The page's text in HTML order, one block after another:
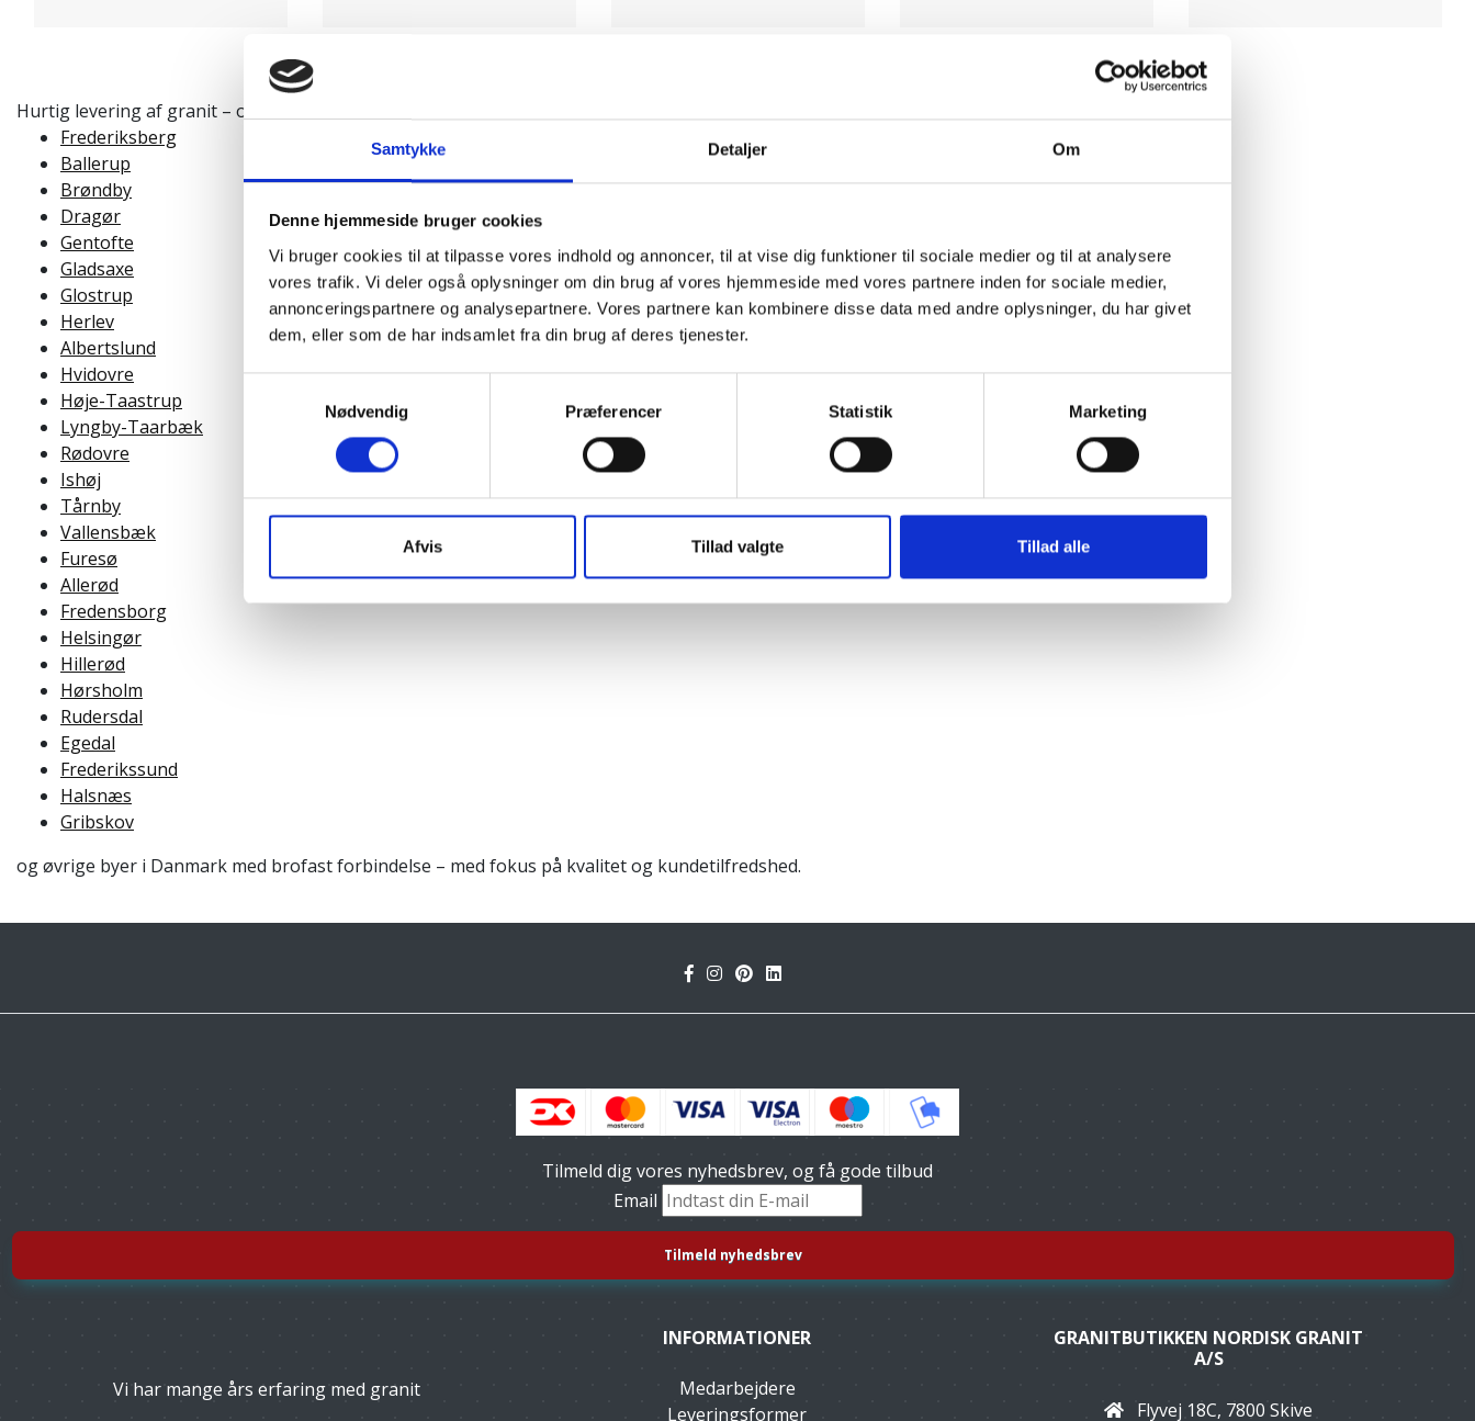
Samtykke Detaljer Om
Denne hjemmeside bruger cookies
Vi bruger cookies til at tilpasse vores indhold og annoncer, til at vise dig funktioner til sociale medier og til at analysere
vores trafik. Vi deler også oplysninger om din brug af vores hjemmeside med vores partnere inden for sociale medier,
annonceringspartnere og analysepartnere. Vores partnere kan kombinere disse data med andre oplysninger, du har givet
dem, eller som de har indsamlet fra din brug af deres tjenester.
Nødvendig
Præferencer Statistik Marketing
Afvis Tillad valgte Tillad alle
​​​​​​​Hurtig levering af granit – også til nærliggende byer. Vi leverer til
Frederiksberg
Ballerup
Brøndby
Dragør
Gentofte
Gladsaxe
Glostrup
Herlev
Albertslund
Hvidovre
Høje-Taastrup
Lyngby-Taarbæk
Rødovre
Ishøj
Tårnby
Vallensbæk
Furesø
Allerød
Fredensborg
Helsingør
Hillerød
Hørsholm
Rudersdal
Egedal
Frederikssund
Halsnæs
Gribskov
og øvrige byer i Danmark med brofast forbindelse – med fokus på kvalitet og kundetilfredshed.
Tilmeld dig vores nyhedsbrev, og få gode tilbud
Email
Vi har mange års erfaring med granit
INFORMATIONER
Medarbejdere
Leveringsformer
GRANITBUTIKKEN NORDISK GRANIT
A/S
Flyvej 18C, 7800 Skive